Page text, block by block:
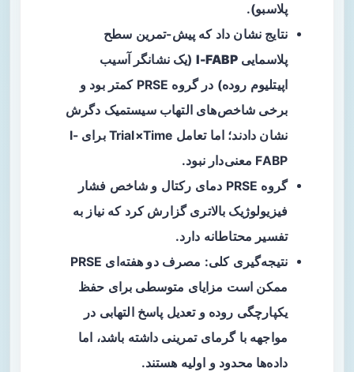
پلاسبو).
نتایج نشان داد که پیش-تمرین سطح
پلاسماییI-FABP (یک نشانگر آسیب
اپیتلیوم روده) در گروه PRSE کمتر بود و
برخی شاخص‌های التهاب سیستمیک دگرش
نشان دادند؛ اما تعامل Trial×Time برای I-
FABP معنی‌دار نبود.
گروه PRSE دمای رکتال و شاخص فشار
فیزیولوژیک بالاتری گزارش کرد که نیاز به
تفسیر محتاطانه دارد.
نتیجه‌گیری کلی: مصرف دو هفته‌ای PRSE
ممکن است مزایای متوسطی برای حفظ
یکپارچگی روده و تعدیل پاسخ التهابی در
مواجهه با گرمای تمرینی داشته باشد، اما
داده‌ها محدود و اولیه هستند.